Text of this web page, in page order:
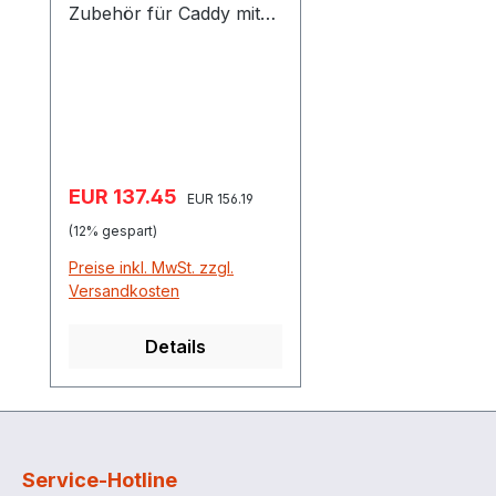
Zubehör für Caddy mit
Kapazität
Verkaufspreis:
EUR 137.45 Regulärer Preis:
EUR 156.19
(12% gespart)
Preise inkl. MwSt. zzgl.
Versandkosten
Details
Service-Hotline